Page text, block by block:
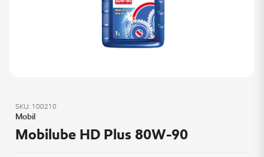
SKU: 100210
Mobil
Mobilube HD Plus 80W-90